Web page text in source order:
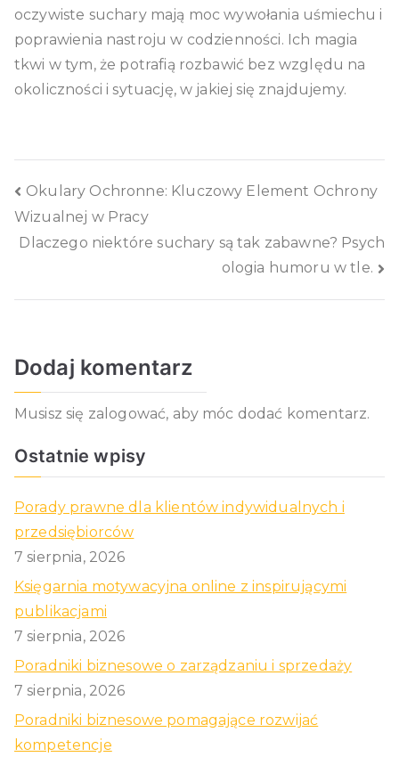
oczywiste suchary mają moc wywołania uśmiechu i
poprawienia nastroju w codzienności. Ich magia
tkwi w tym, że potrafią rozbawić bez względu na
okoliczności i sytuację, w jakiej się znajdujemy.
Nawigacja
wpisu
Okulary Ochronne: Kluczowy Element Ochrony
Wizualnej w Pracy
Dlaczego niektóre suchary są tak zabawne? Psych
ologia humoru w tle.
Dodaj komentarz
Musisz się zalogować, aby móc dodać komentarz.
Ostatnie wpisy
Porady prawne dla klientów indywidualnych i
przedsiębiorców
7 sierpnia, 2026
Księgarnia motywacyjna online z inspirującymi
publikacjami
7 sierpnia, 2026
Poradniki biznesowe o zarządzaniu i sprzedaży
7 sierpnia, 2026
Poradniki biznesowe pomagające rozwijać
kompetencje